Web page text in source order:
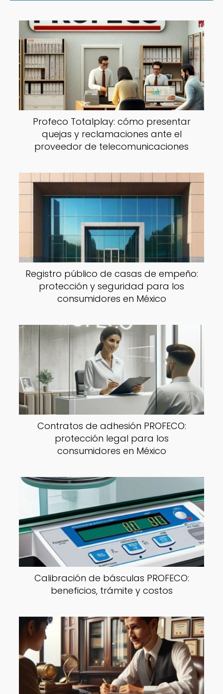
Profeco Totalplay: cómo presentar
quejas y reclamaciones ante el
proveedor de telecomunicaciones
Registro público de casas de empeño:
protección y seguridad para los
consumidores en México
Contratos de adhesión PROFECO:
protección legal para los
consumidores en México
Calibración de básculas PROFECO:
beneficios, trámite y costos